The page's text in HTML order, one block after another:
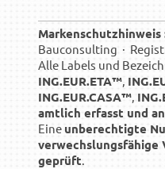
Markenschutzhinweis
Bauconsulting ·
Alle Labels und
ING.EUR.ETA™,
ING.EUR.CASA™,
amtlich erfasst und
Eine unberechtigte
verwechslungsfähige
geprüft.